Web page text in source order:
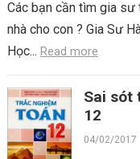
Các bạn cần tìm gia sư
nhà cho con ? Gia Sư
Học... Read more
Sai sót
12
04/02/2017